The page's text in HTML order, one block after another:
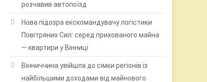
розчавив автопоїзд
Нова підозра екскомандувачу логістики
Повітряних Сил: серед прихованого майна
— квартири у Вінниці
Вінниччина увійшла до сімки регіонів із
найбільшими доходами від майнового